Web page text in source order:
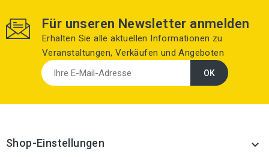
Für unseren Newsletter anmelden
Erhalten Sie alle aktuellen Informationen zu
Veranstaltungen, Verkäufen und Angeboten
Shop-Einstellungen 